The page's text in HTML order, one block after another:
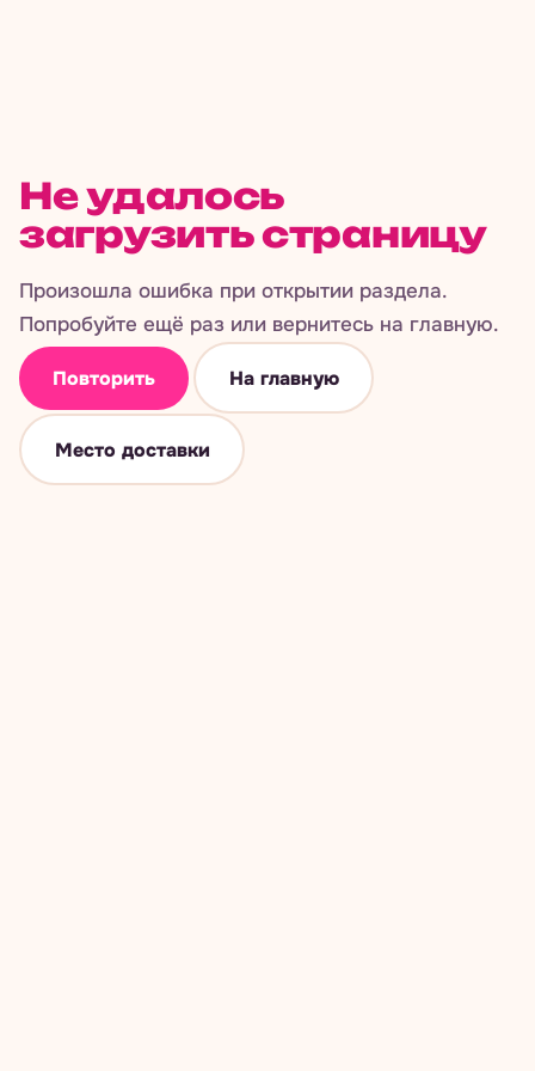
Не удалось
загрузить страницу
Произошла ошибка при открытии раздела.
Попробуйте ещё раз или вернитесь на главную.
Повторить На главную
Место доставки